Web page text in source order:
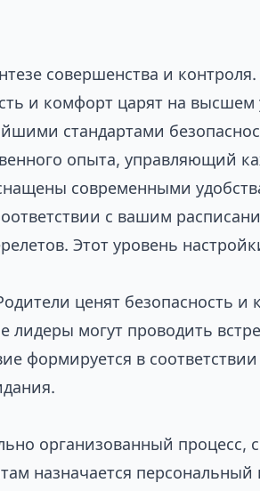
совершенства и
и комфорт царят на
стандартами
опыта, управляющий
современными
с вашим
Этот уровень
ценят безопасность и
лидеры могут проводить
формируется в
организованный процесс,
назначается